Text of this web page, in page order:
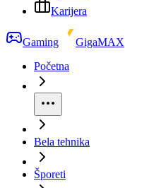
Karijera
Gaming
GigaMAX
Početna
Bela tehnika
Šporeti